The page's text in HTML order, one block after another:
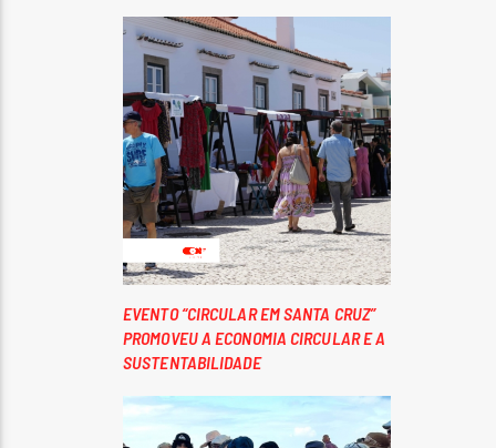
EVENTO “CIRCULAR EM SANTA CRUZ”
PROMOVEU A ECONOMIA CIRCULAR E A
SUSTENTABILIDADE